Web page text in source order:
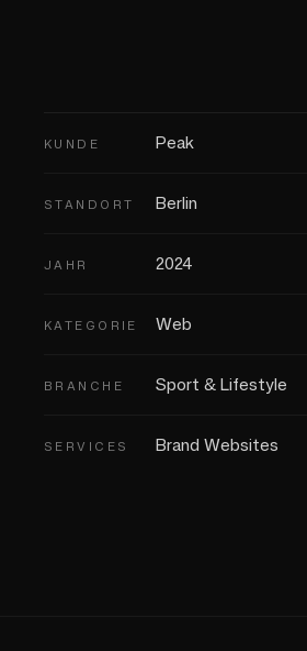
KUNDE Peak
STANDORT Berlin
JAHR 2024
KATEGORIE Web
BRANCHE Sport & Lifestyle
SERVICES Brand Websites